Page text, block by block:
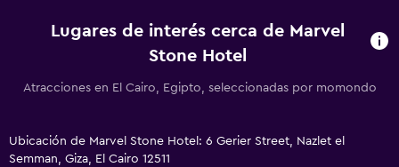
Lugares de interés cerca de Marvel
Stone Hotel
Atracciones en El Cairo, Egipto, seleccionadas por momondo
Ubicación de Marvel Stone Hotel: 6 Gerier Street, Nazlet el
Semman, Giza, El Cairo 12511